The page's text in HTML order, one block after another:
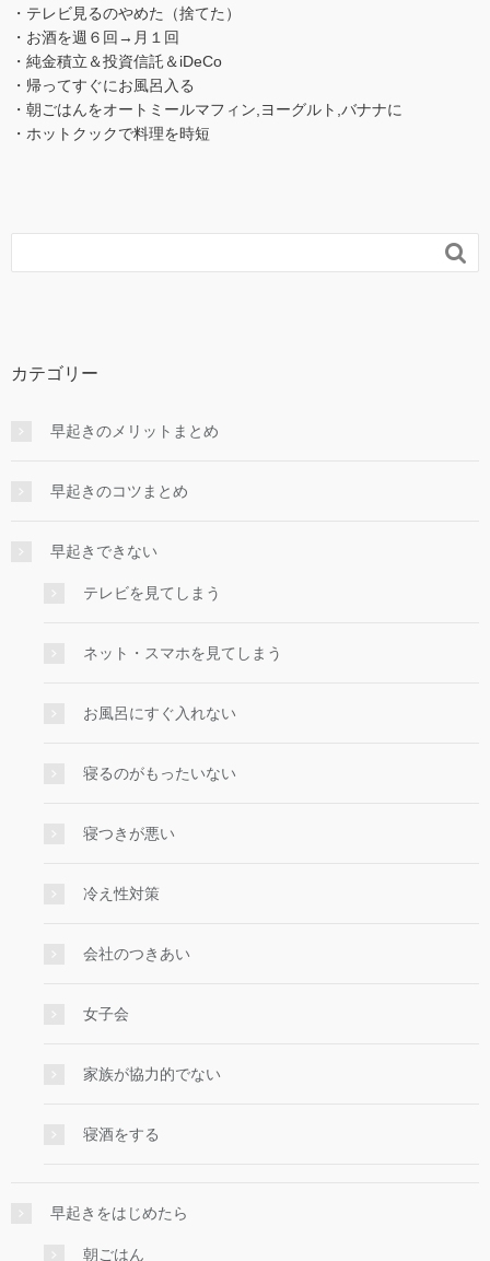
・テレビ見るのやめた（捨てた）
・お酒を週６回→月１回
・純金積立＆投資信託＆iDeCo
・帰ってすぐにお風呂入る
・朝ごはんをオートミールマフィン,ヨーグルト,バナナに
・ホットクックで料理を時短

カテゴリー
早起きのメリットまとめ
早起きのコツまとめ
早起きできない
テレビを見てしまう
ネット・スマホを見てしまう
お風呂にすぐ入れない
寝るのがもったいない
寝つきが悪い
冷え性対策
会社のつきあい
女子会
家族が協力的でない
寝酒をする
早起きをはじめたら
朝ごはん